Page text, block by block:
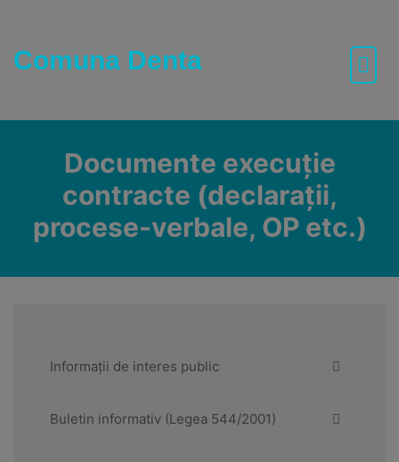
content
Comuna Denta
Documente execuție
contracte (declarații,
procese-verbale, OP etc.)
Informații de interes public
Buletin informativ (Legea 544/2001)